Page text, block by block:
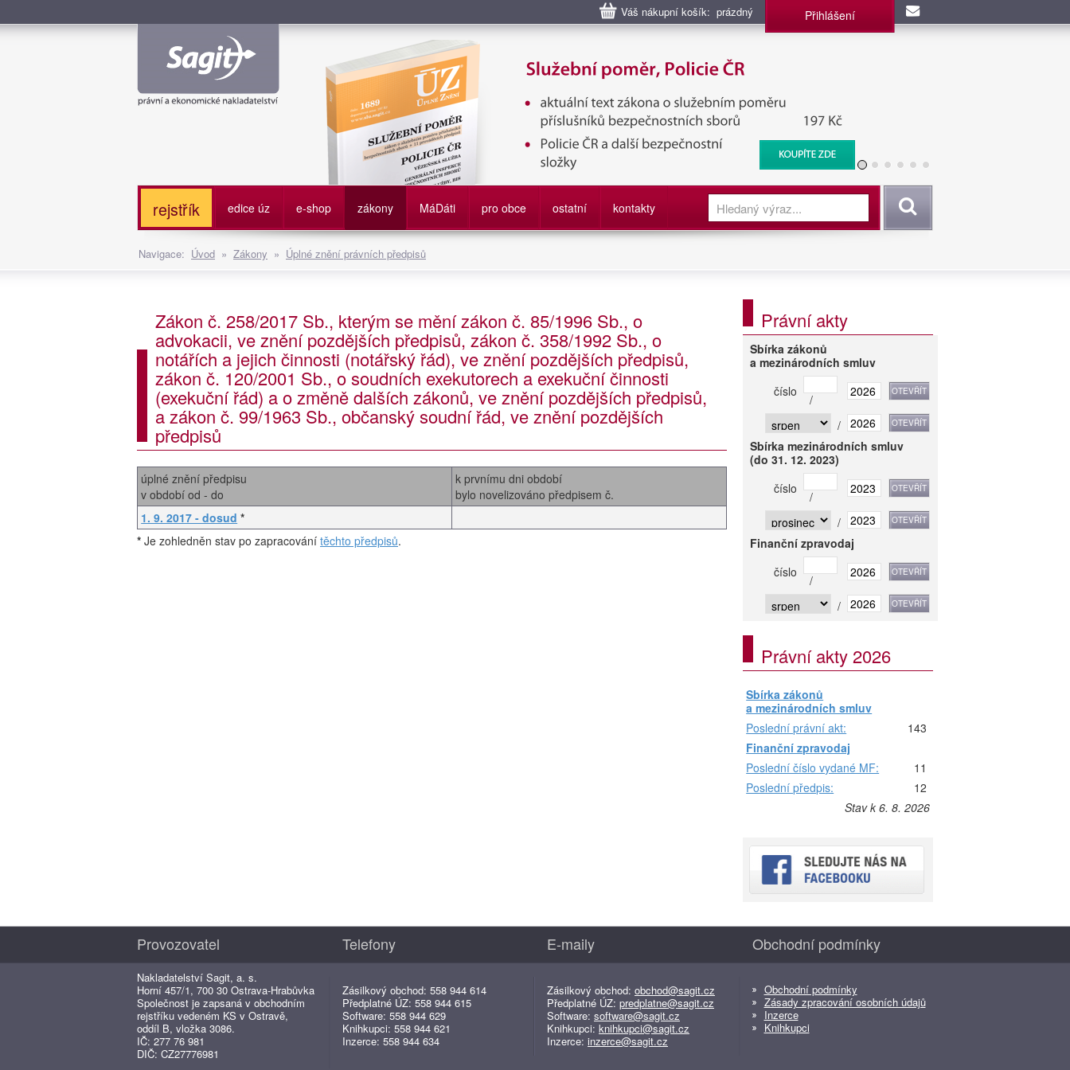
Váš nákupní košík: prázdný Přihlášení
Služební poměr příslušníků bezpečnostních sborů, Policie ČR, Vězeňská služba, BIS, Zpravodajské
služby
rejstřík edice úz e-shop zákony MáDáti pro obce ostatní kontakty Vyhledat
Navigace: Úvod » Zákony » Úplné znění právních předpisů
Zákon č. 258/2017 Sb., kterým se mění zákon č. 85/1996 Sb., o
advokacii, ve znění pozdějších předpisů, zákon č. 358/1992 Sb., o
notářích a jejich činnosti (notářský řád), ve znění pozdějších předpisů,
zákon č. 120/2001 Sb., o soudních exekutorech a exekuční činnosti
(exekuční řád) a o změně dalších zákonů, ve znění pozdějších předpisů,
a zákon č. 99/1963 Sb., občanský soudní řád, ve znění pozdějších
předpisů
úplné znění předpisu
v období od - do
k prvnímu dni období
bylo novelizováno předpisem č.
1. 9. 2017 - dosud *
* Je zohledněn stav po zapracování těchto předpisů.
Právní akty
Sbírka zákonů
a mezinárodních smluv
číslo
/
/
Sbírka mezinárodních smluv
(do 31. 12. 2023)
číslo
/
/
Finanční zpravodaj
číslo
/
/
Právní akty 2026
Sbírka zákonů
a mezinárodních smluv
Poslední právní akt:
143
Finanční zpravodaj
Poslední číslo vydané MF:
11
Poslední předpis:
12
Stav k 6. 8. 2026
Provozovatel
Nakladatelství Sagit, a. s.
Horní 457/1, 700 30 Ostrava-Hrabůvka
Společnost je zapsaná v obchodním
rejstříku vedeném KS v Ostravě,
oddíl B, vložka 3086.
IČ: 277 76 981
DIČ: CZ27776981
Telefony
Zásilkový obchod: 558 944 614
Předplatné ÚZ: 558 944 615
Software: 558 944 629
Knihkupci: 558 944 621
Inzerce: 558 944 634
E-maily
Zásilkový obchod: obchod@sagit.cz
Předplatné ÚZ: predplatne@sagit.cz
Software: software@sagit.cz
Knihkupci: knihkupci@sagit.cz
Inzerce: inzerce@sagit.cz
Obchodní podmínky
Obchodní podmínky
Zásady zpracování osobních údajů
Inzerce
Knihkupci